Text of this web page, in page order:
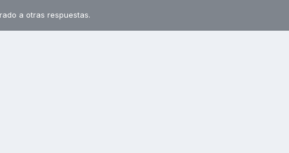
a otras respuestas.